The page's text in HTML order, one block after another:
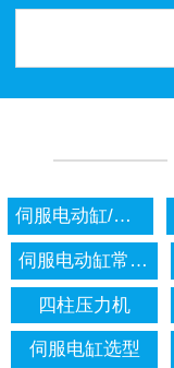
伺服电动缸/压力机新闻
伺服电动缸常见问题
四柱压力机
伺服电缸选型